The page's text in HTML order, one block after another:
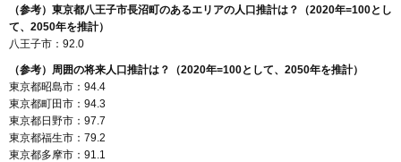
（参考）東京都八王子市長沼町のあるエリアの人口推計は？（2020年=100とし
て、2050年を推計）
八王子市：92.0
（参考）周囲の将来人口推計は？（2020年=100として、2050年を推計）
東京都昭島市：94.4
東京都町田市：94.3
東京都日野市：97.7
東京都福生市：79.2
東京都多摩市：91.1